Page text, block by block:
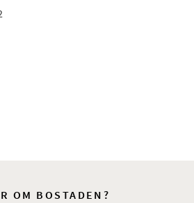
OM BOSTADEN?